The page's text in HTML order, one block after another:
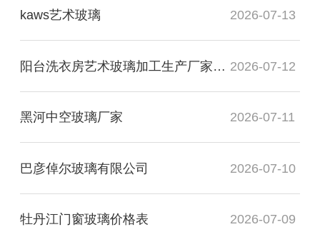
kaws艺术玻璃 2026-07-13
阳台洗衣房艺术玻璃加工生产厂家玻璃 2026-07-12
黑河中空玻璃厂家 2026-07-11
巴彦倬尔玻璃有限公司 2026-07-10
牡丹江门窗玻璃价格表 2026-07-09